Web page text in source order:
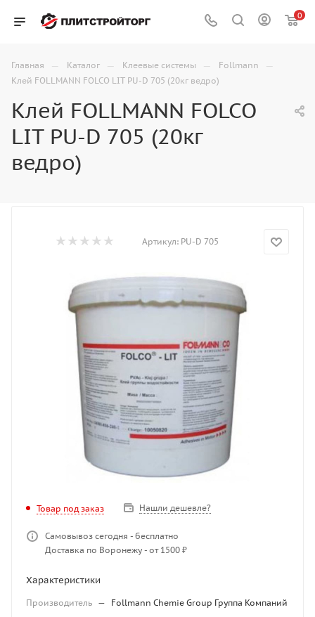
0
Главная — Каталог — Клеевые системы — Follmann —
Клей FOLLMANN FOLCO LIT PU-D 705 (20кг ведро)
Клей FOLLMANN FOLCO
LIT PU-D 705 (20кг
ведро)
Артикул: PU-D 705
Товар под заказ Нашли дешевле?
Самовывоз сегодня - бесплатно
Доставка по Воронежу - от 1500 ₽
Характеристики
Производитель — Follmann Chemie Group Группа Компаний